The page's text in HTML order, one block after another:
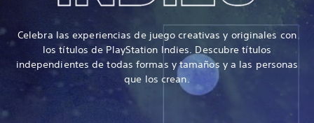
Celebra las experiencias de juego creativas y originales con
los títulos de PlayStation Indies. Descubre títulos
independientes de todas formas y tamaños y a las personas
que los crean.